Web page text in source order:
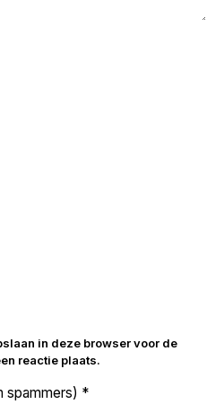
in deze browser voor de
reactie plaats.
spammers) *